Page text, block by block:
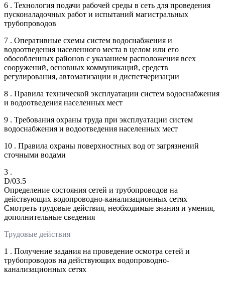
6 . Технология подачи рабочей среды в сеть для проведения
пусконаладочных работ и испытаний магистральных
трубопроводов
7 . Оперативные схемы систем водоснабжения и
водоотведения населенного места в целом или его
обособленных районов с указанием расположения всех
сооружений, основных коммуникаций, средств
регулирования, автоматизации и диспетчеризации
8 . Правила технической эксплуатации систем водоснабжения
и водоотведения населенных мест
9 . Требования охраны труда при эксплуатации систем
водоснабжения и водоотведения населенных мест
10 . Правила охраны поверхностных вод от загрязнений
сточными водами
3 .
D/03.5
Определение состояния сетей и трубопроводов на
действующих водопроводно-канализационных сетях
Смотреть трудовые действия, необходимые знания и умения,
дополнительные сведения
Трудовые действия
1 . Получение задания на проведение осмотра сетей и
трубопроводов на действующих водопроводно-
канализационных сетях